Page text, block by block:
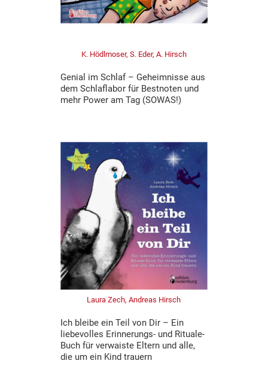
K. Hödlmoser, S. Eder, A. Hirsch
Genial im Schlaf – Geheimnisse aus
dem Schlaflabor für Bestnoten und
mehr Power am Tag (SOWAS!)
Laura Zech, Andreas Hirsch
Ich bleibe ein Teil von Dir – Ein
liebevolles Erinnerungs- und Rituale-
Buch für verwaiste Eltern und alle,
die um ein Kind trauern